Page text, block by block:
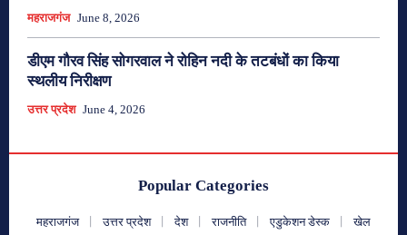
महराजगंज June 8, 2026
डीएम गौरव सिंह सोगरवाल ने रोहिन नदी के तटबंधों का किया
स्थलीय निरीक्षण
उत्तर प्रदेश June 4, 2026
Popular Categories
महराजगंज उत्तर प्रदेश देश राजनीति एडुकेशन डेस्क
खेल